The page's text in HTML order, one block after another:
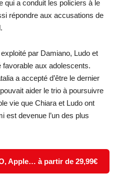
qui a conduit les policiers à le
répondre aux accusations de
par Damiano, Ludo et
favorable aux adolescents.
a accepté d’être le dernier
aider le trio à poursuivre
vie que Chiara et Ludo ont
est devenue l’un des plus
Apple… à partir de 29,99€